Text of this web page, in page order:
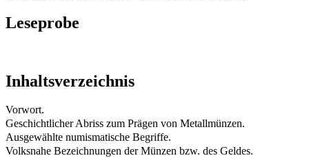
Leseprobe
Inhaltsverzeichnis
Vorwort.
Geschichtlicher Abriss zum Prägen von Metallmünzen.
Ausgewählte numismatische Begriffe.
Volksnahe Bezeichnungen der Münzen bzw. des Geldes.